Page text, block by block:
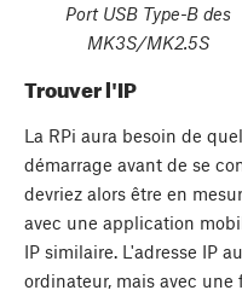
Port USB Type-B des
MK3S/MK2.5S
Trouver l'IP
La RPi aura besoin de
démarrage avant de se
devriez alors être en
avec une application
IP similaire. L'adresse IP
ordinateur, mais avec